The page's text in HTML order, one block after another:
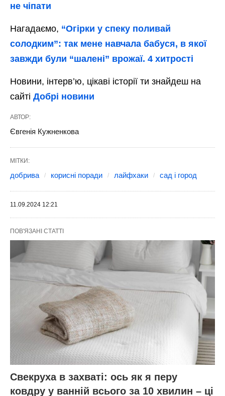
не чіпати
Нагадаємо, “Огірки у спеку поливай
солодким”: так мене навчала бабуся, в якої
завжди були “шалені” врожаї. 4 хитрості
Новини, інтерв’ю, цікаві історії ти знайдеш на
сайті Добрі новини
АВТОР:
Євгенія Кужненкова
МІТКИ:
добрива корисні поради лайфхаки сад і город
11.09.2024 12:21
ПОВ'ЯЗАНІ СТАТТІ
Свекруха в захваті: ось як я перу
ковдру у ванній всього за 10 хвилин – ці